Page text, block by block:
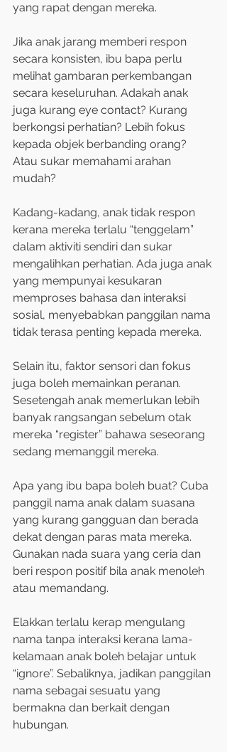
yang rapat dengan mereka.
Jika anak jarang memberi respon
secara konsisten, ibu bapa perlu
melihat gambaran perkembangan
secara keseluruhan. Adakah anak
juga kurang eye contact? Kurang
berkongsi perhatian? Lebih fokus
kepada objek berbanding orang?
Atau sukar memahami arahan
mudah?
Kadang-kadang, anak tidak respon
kerana mereka terlalu “tenggelam”
dalam aktiviti sendiri dan sukar
mengalihkan perhatian. Ada juga anak
yang mempunyai kesukaran
memproses bahasa dan interaksi
sosial, menyebabkan panggilan nama
tidak terasa penting kepada mereka.
Selain itu, faktor sensori dan fokus
juga boleh memainkan peranan.
Sesetengah anak memerlukan lebih
banyak rangsangan sebelum otak
mereka “register” bahawa seseorang
sedang memanggil mereka.
Apa yang ibu bapa boleh buat? Cuba
panggil nama anak dalam suasana
yang kurang gangguan dan berada
dekat dengan paras mata mereka.
Gunakan nada suara yang ceria dan
beri respon positif bila anak menoleh
atau memandang.
Elakkan terlalu kerap mengulang
nama tanpa interaksi kerana lama-
kelamaan anak boleh belajar untuk
“ignore”. Sebaliknya, jadikan panggilan
nama sebagai sesuatu yang
bermakna dan berkait dengan
hubungan.